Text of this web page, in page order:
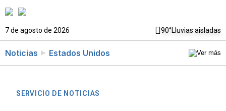
7 de agosto de 2026 90°Lluvias aisladas
Noticias Estados Unidos
SERVICIO DE NOTICIAS